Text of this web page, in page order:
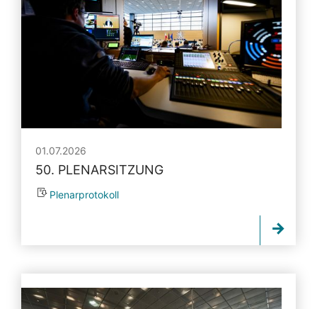
01.07.2026
50. PLENARSITZUNG
Plenarprotokoll